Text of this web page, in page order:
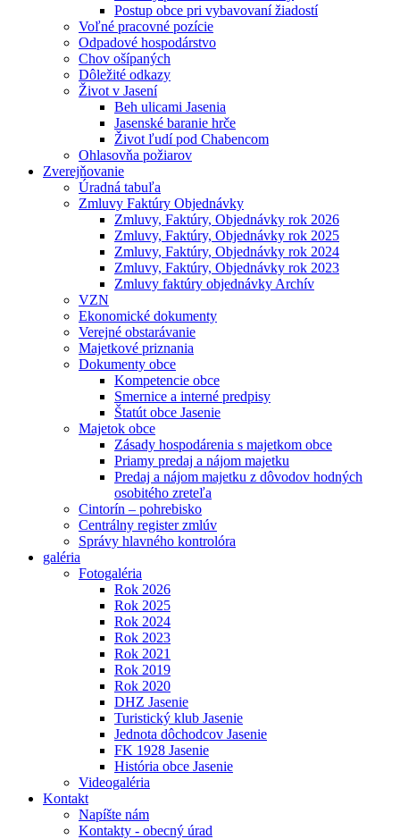
Postup obce pri vybavovaní žiadostí
Voľné pracovné pozície
Odpadové hospodárstvo
Chov ošípaných
Dôležité odkazy
Život v Jasení
Beh ulicami Jasenia
Jasenské baranie hrče
Život ľudí pod Chabencom
Ohlasovňa požiarov
Zverejňovanie
Úradná tabuľa
Zmluvy Faktúry Objednávky
Zmluvy, Faktúry, Objednávky rok 2026
Zmluvy, Faktúry, Objednávky rok 2025
Zmluvy, Faktúry, Objednávky rok 2024
Zmluvy, Faktúry, Objednávky rok 2023
Zmluvy faktúry objednávky Archív
VZN
Ekonomické dokumenty
Verejné obstarávanie
Majetkové priznania
Dokumenty obce
Kompetencie obce
Smernice a interné predpisy
Štatút obce Jasenie
Majetok obce
Zásady hospodárenia s majetkom obce
Priamy predaj a nájom majetku
Predaj a nájom majetku z dôvodov hodných
osobitého zreteľa
Cintorín – pohrebisko
Centrálny register zmlúv
Správy hlavného kontrolóra
galéria
Fotogaléria
Rok 2026
Rok 2025
Rok 2024
Rok 2023
Rok 2021
Rok 2019
Rok 2020
DHZ Jasenie
Turistický klub Jasenie
Jednota dôchodcov Jasenie
FK 1928 Jasenie
História obce Jasenie
Videogaléria
Kontakt
Napíšte nám
Kontakty - obecný úrad